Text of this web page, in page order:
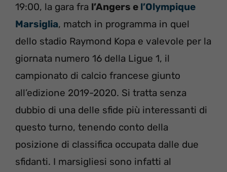
19:00, la gara fra l’Angers e l’Olympique
Marsiglia, match in programma in quel
dello stadio Raymond Kopa e valevole per la
giornata numero 16 della Ligue 1, il
campionato di calcio francese giunto
all’edizione 2019-2020. Si tratta senza
dubbio di una delle sfide più interessanti di
questo turno, tenendo conto della
posizione di classifica occupata dalle due
sfidanti. I marsigliesi sono infatti al